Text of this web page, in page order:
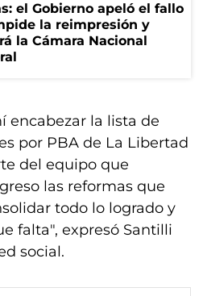
el Gobierno apeló el fallo
la reimpresión y
la Cámara Nacional
encabezar la lista de
por PBA de La Libertad
del equipo que
las reformas que
todo lo logrado y
falta", expresó Santilli
social.